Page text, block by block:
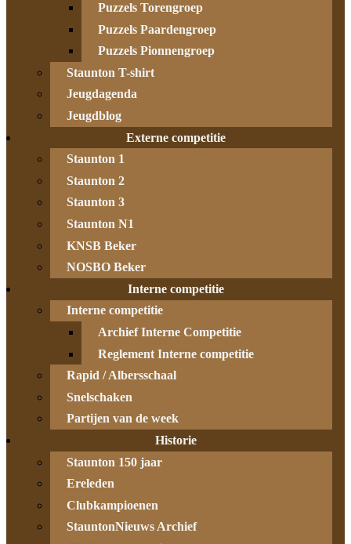
Puzzels Torengroep
Puzzels Paardengroep
Puzzels Pionnengroep
Staunton T-shirt
Jeugdagenda
Jeugdblog
Externe competitie
Staunton 1
Staunton 2
Staunton 3
Staunton N1
KNSB Beker
NOSBO Beker
Interne competitie
Interne competitie
Archief Interne Competitie
Reglement Interne competitie
Rapid / Albersschaal
Snelschaken
Partijen van de week
Historie
Staunton 150 jaar
Ereleden
Clubkampioenen
StauntonNieuws Archief